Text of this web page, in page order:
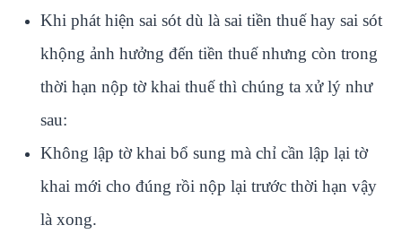
Khi phát hiện sai sót dù là sai tiền thuế hay sai sót
khộng ảnh hưởng đến tiền thuế nhưng còn trong
thời hạn nộp tờ khai thuế thì chúng ta xử lý như
sau:
Không lập tờ khai bổ sung mà chỉ cần lập lại tờ
khai mới cho đúng rồi nộp lại trước thời hạn vậy
là xong.